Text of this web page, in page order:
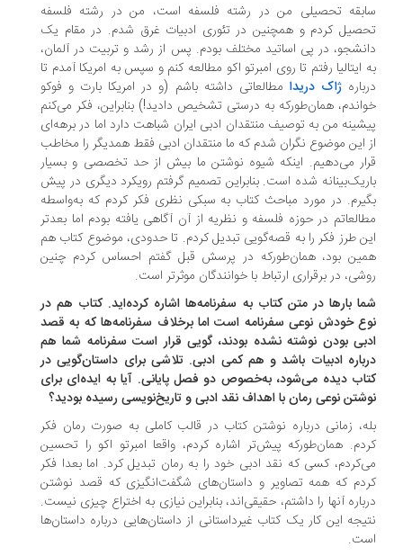
تحصیلی من در رشته فلسفه است، من در رشته فلسفه
کردم و همچنین در تئوری ادبیات غرق شدم.‌ در مقام یک
در پی اساتید مختلف بودم. پس از رشد و تربیت در آلمان،
ایتالیا رفتم تا روی امبرتو اکو مطالعه کنم و سپس به امریکا آمدم تا
ژاک دریدامطالعاتی داشته باشم (و در امریکا بارت و فوکو
همان‌طورکه به درستی تشخیص دادید!) بنابراین، فکر می‌کنم
من به توصیف منتقدان ادبی ایران شباهت دارد اما در برهه‌ای
این موضوع نگران شدم که ما منتقدان ادبی فقط همدیگر را مخاطب
می‌دهیم. اینکه شیوه نوشتن ما بیش از حد تخصصی و بسیار
شده است. بنابراین تصمیم گرفتم رویکرد دیگری در پیش
در مورد مباحث کتاب به سبکی نظری فکر کردم که به‌واسطه
در حوزه فلسفه و نظریه از آن آگاهی یافته بودم اما بعدتر
طرز فکر را به قصه‌گویی تبدیل کردم. تا حدودی، موضوع کتاب هم
بود، همان‌طورکه در پرسش قبل گفتم احساس کردم چنین
در برقراری ارتباط با خوانندگان موثرتر است.
بارها در متن کتاب به سفرنامه‌ها اشاره کرده‌اید. کتاب هم در
خودش نوعی سفرنامه است اما برخلاف سفرنامه‌ها که به قصد
بودن نوشته نشده بودند، گویی قرار است سفرنامه شما هم
ادبیات باشد و هم کمی ادبی. تلاشی برای داستان‌گویی در
دیده می‌شود، به‌خصوص دو فصل پایانی. آیا به ایده‌ای برای
نوعی رمان با اهداف نقد ادبی و تاریخ‌نویسی رسیده بودید؟
زمانی درباره نوشتن کتاب در قالب کاملی به صورت رمان فکر
همان‌طورکه پیش‌تر اشاره کردم، واقعا امبرتو اکو را تحسین
کسی که نقد ادبی خود را به رمان تبدیل کرد. اما بعدا فکر
که همه تصاویر و داستان‌های شگفت‌انگیزی که قصد نوشتن
آنها را داشتم، حقیقی‌اند، بنابراین نیازی به اختراع چیزی نیست.
این کار یک کتاب غیرداستانی از داستان‌هایی درباره داستان‌ها